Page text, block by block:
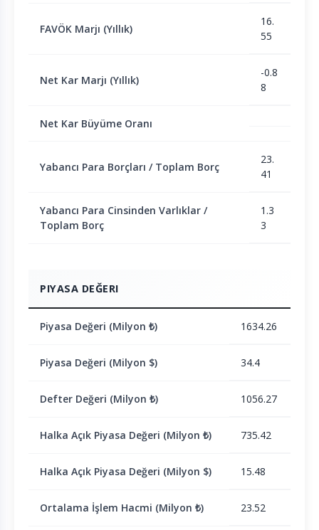
FAVÖK Marjı (Yıllık)
16.
55
Net Kar Marjı (Yıllık)
-0.8
8
Net Kar Büyüme Oranı
Yabancı Para Borçları / Toplam Borç
23.
41
Yabancı Para Cinsinden Varlıklar /
Toplam Borç
1.3
3
PIYASA DEĞERI
Piyasa Değeri (Milyon ₺) 1634.26
Piyasa Değeri (Milyon $) 34.4
Defter Değeri (Milyon ₺) 1056.27
Halka Açık Piyasa Değeri (Milyon ₺) 735.42
Halka Açık Piyasa Değeri (Milyon $) 15.48
Ortalama İşlem Hacmi (Milyon ₺) 23.52